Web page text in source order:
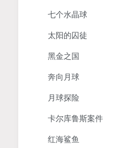
七个水晶球
太阳的囚徒
黑金之国
奔向月球
月球探险
卡尔库鲁斯案件
红海鲨鱼